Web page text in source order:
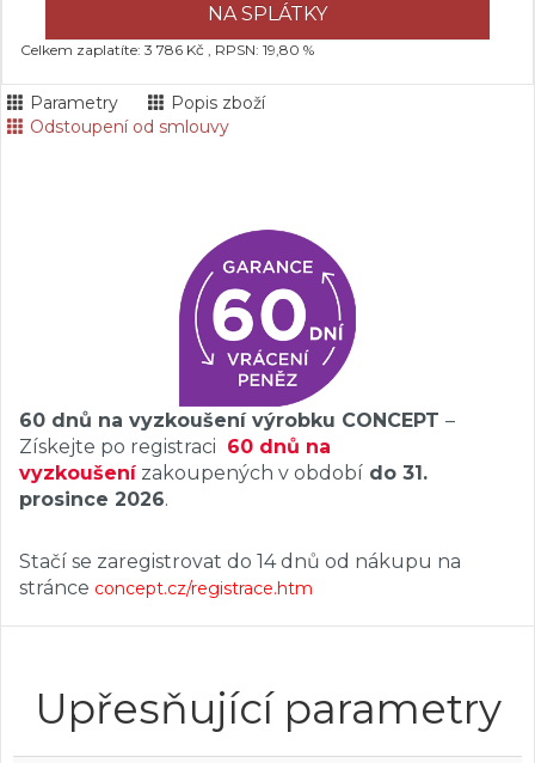
NA SPLÁTKY
Celkem zaplatíte: 3 786 Kč , RPSN: 19,80 %
Parametry
Popis zboží
Odstoupení od smlouvy
60 dnů na vyzkoušení výrobku CONCEPT –
Získejte po registraci 60 dnů na
vyzkoušení zakoupených v období do 31.
prosince 2026.
Stačí se zaregistrovat do 14 dnů od nákupu na
stránce concept.cz/registrace.htm
Upřesňující parametry